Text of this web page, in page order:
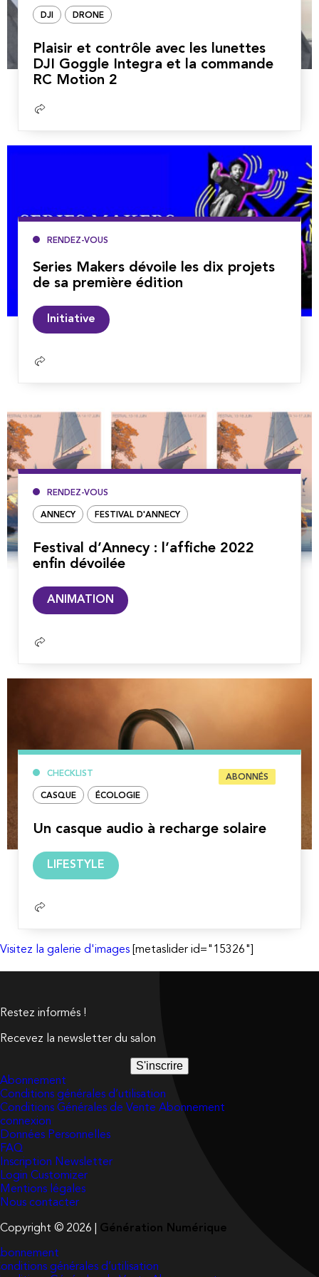
DJI DRONE
Plaisir et contrôle avec les lunettes
DJI Goggle Integra et la commande
RC Motion 2
Lire
RENDEZ-VOUS
Series Makers dévoile les dix projets
de sa première édition
Initiative
RENDEZ-VOUS
ANNECY FESTIVAL D'ANNECY
Festival d’Annecy : l’affiche 2022
enfin dévoilée
ANIMATION
CHECKLIST ABONNÉS
CASQUE ÉCOLOGIE
Un casque audio à recharge solaire
LIFESTYLE
Visitez la galerie d'images [metaslider id="15326"]
Restez informés !
Recevez la newsletter du salon
S'inscrire
Abonnement
Conditions générales d’utilisation
Conditions Générales de Vente Abonnement
connexion
Données Personnelles
FAQ
Inscription Newsletter
Login Customizer
Mentions légales
Nous contacter
Copyright © 2026 | Génération Numérique
générales d’utilisation